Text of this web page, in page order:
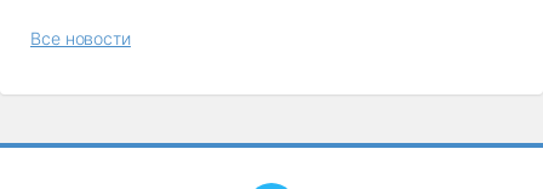
Все новости